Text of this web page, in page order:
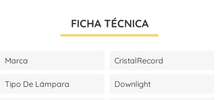
FICHA TÉCNICA
Marca CristalRecord
Tipo De Lámpara Downlight